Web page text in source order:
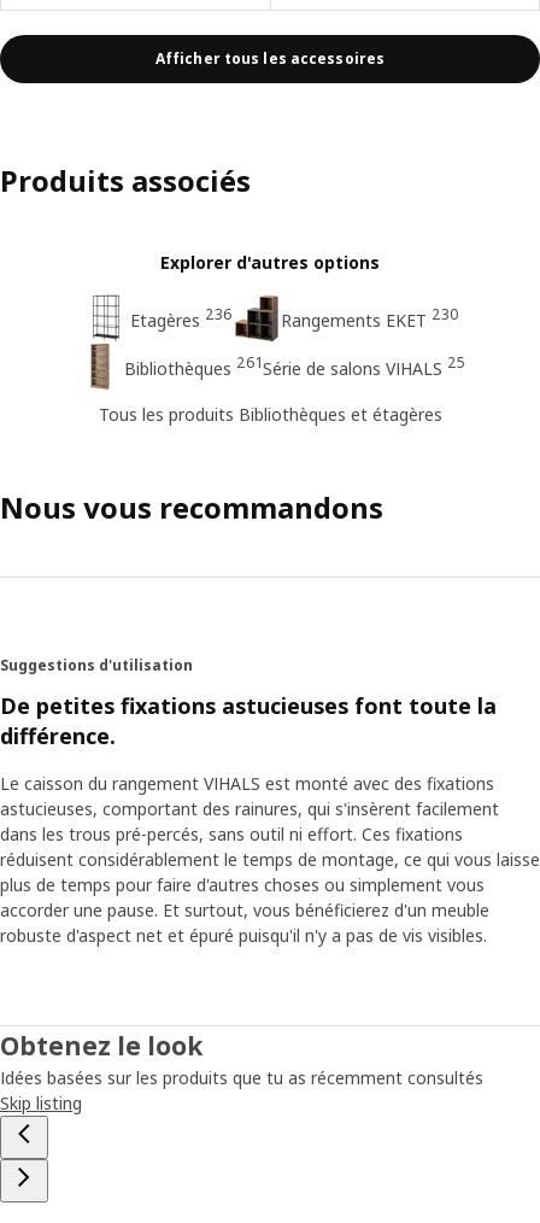
Afficher tous les accessoires
Produits associés
Explorer d'autres options
Etagères 236 Rangements EKET 230
Bibliothèques 261Série de salons VIHALS 25
Tous les produits Bibliothèques et étagères
Nous vous recommandons
Suggestions d'utilisation
De petites fixations astucieuses font toute la
différence.
Le caisson du rangement VIHALS est monté avec des fixations
astucieuses, comportant des rainures, qui s'insèrent facilement
dans les trous pré-percés, sans outil ni effort. Ces fixations
réduisent considérablement le temps de montage, ce qui vous laisse
plus de temps pour faire d'autres choses ou simplement vous
accorder une pause. Et surtout, vous bénéficierez d'un meuble
robuste d'aspect net et épuré puisqu'il n'y a pas de vis visibles.
Obtenez le look
Idées basées sur les produits que tu as récemment consultés
Skip listing